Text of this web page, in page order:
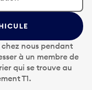
nous pendant
à un membre de
qui se trouve au
T1.